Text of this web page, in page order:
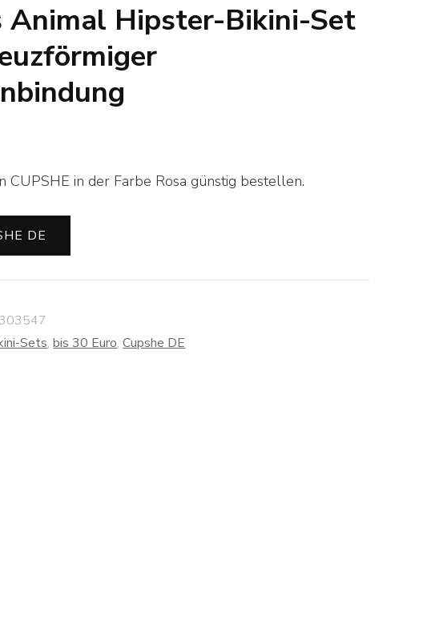
Animal Hipster-Bikini-Set
CUPSHE in der Farbe Rosa günstig bestellen.
DE
Sets,bis 30 Euro,Cupshe DE